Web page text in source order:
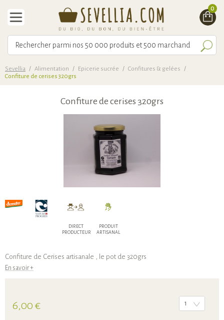
0
Sevellia / Alimentation / Epicerie sucrée / Confitures & gelées
/
Confiture de cerises 320grs
Confiture de cerises 320grs
DIRECT
PRODUCTEUR
PRODUIT
ARTISANAL
Confiture de Cerises artisanale , le pot de 320grs
En savoir +
6,00 € 1